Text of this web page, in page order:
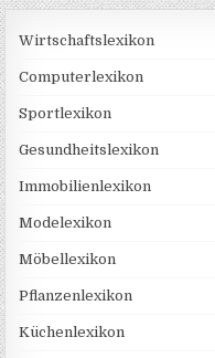
Wirtschaftslexikon
Computerlexikon
Sportlexikon
Gesundheitslexikon
Immobilienlexikon
Modelexikon
Möbellexikon
Pflanzenlexikon
Küchenlexikon